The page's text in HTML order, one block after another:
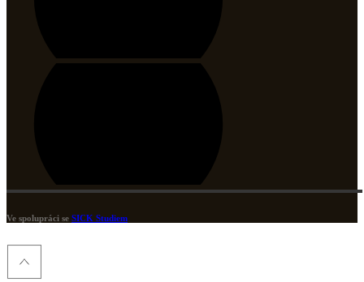
Ve spolupráci se SICK Studiem